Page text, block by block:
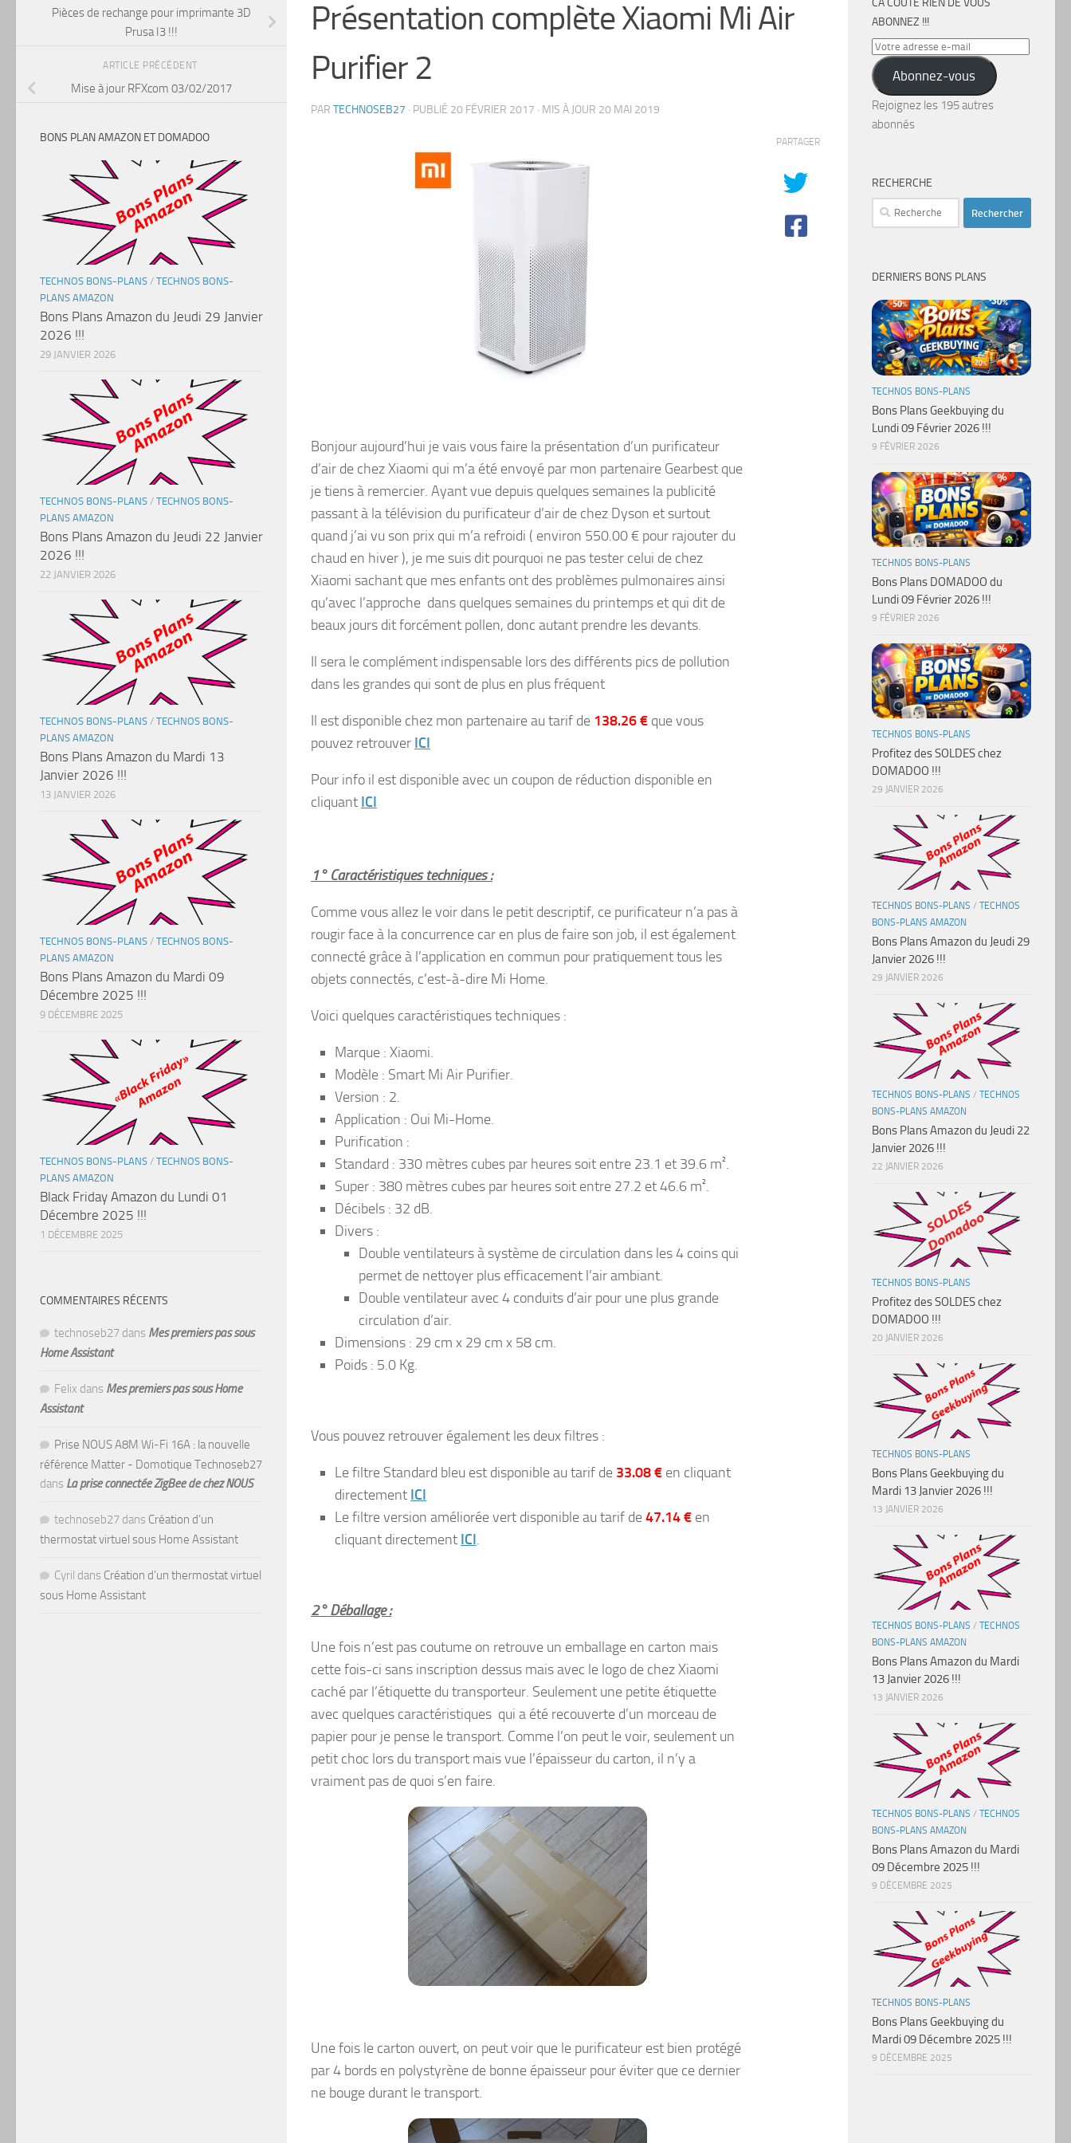
Présentation complète Xiaomi Mi Air
Purifier 2
PAR TECHNOSEB27 · PUBLIÉ 20 FÉVRIER 2017 · MIS À JOUR 20 MAI 2019
Bonjour aujourd’hui je vais vous faire la présentation d’un purificateur
d’air de chez Xiaomi qui m’a été envoyé par mon partenaire Gearbest que
je tiens à remercier. Ayant vue depuis quelques semaines la publicité
passant à la télévision du purificateur d’air de chez Dyson et surtout
quand j’ai vu son prix qui m’a refroidi ( environ 550.00 € pour rajouter du
chaud en hiver ), je me suis dit pourquoi ne pas tester celui de chez
Xiaomi sachant que mes enfants ont des problèmes pulmonaires ainsi
qu’avec l’approche dans quelques semaines du printemps et qui dit de
beaux jours dit forcément pollen, donc autant prendre les devants.
Il sera le complément indispensable lors des différents pics de pollution
dans les grandes qui sont de plus en plus fréquent
Il est disponible chez mon partenaire au tarif de 138.26 € que vous
pouvez retrouver ICI
Pour info il est disponible avec un coupon de réduction disponible en
cliquant ICI
1° Caractéristiques techniques :
Comme vous allez le voir dans le petit descriptif, ce purificateur n’a pas à
rougir face à la concurrence car en plus de faire son job, il est également
connecté grâce à l’application en commun pour pratiquement tous les
objets connectés, c’est-à-dire Mi Home.
Voici quelques caractéristiques techniques :
Marque : Xiaomi.
Modèle : Smart Mi Air Purifier.
Version : 2.
Application : Oui Mi-Home.
Purification :
Standard : 330 mètres cubes par heures soit entre 23.1 et 39.6 m².
Super : 380 mètres cubes par heures soit entre 27.2 et 46.6 m².
Décibels : 32 dB.
Divers :
Double ventilateurs à système de circulation dans les 4 coins qui
permet de nettoyer plus efficacement l’air ambiant.
Double ventilateur avec 4 conduits d’air pour une plus grande
circulation d’air.
Dimensions : 29 cm x 29 cm x 58 cm.
Poids : 5.0 Kg.
Vous pouvez retrouver également les deux filtres :
Le filtre Standard bleu est disponible au tarif de 33.08 € en cliquant
directement ICI
Le filtre version améliorée vert disponible au tarif de47.14 € en
cliquant directement ICI.
2° Déballage :
Une fois n’est pas coutume on retrouve un emballage en carton mais
cette fois-ci sans inscription dessus mais avec le logo de chez Xiaomi
caché par l’étiquette du transporteur. Seulement une petite étiquette
avec quelques caractéristiques qui a été recouverte d’un morceau de
papier pour je pense le transport. Comme l’on peut le voir, seulement un
petit choc lors du transport mais vue l’épaisseur du carton, il n’y a
vraiment pas de quoi s’en faire.
Une fois le carton ouvert, on peut voir que le purificateur est bien protégé
par 4 bords en polystyrène de bonne épaisseur pour éviter que ce dernier
ne bouge durant le transport.
PARTAGER
Pièces de rechange pour imprimante 3D
Prusa I3 !!!
ARTICLE PRÉCÉDENT
Mise à jour RFXcom 03/02/2017
BONS PLAN AMAZON ET DOMADOO
TECHNOS BONS-PLANS / TECHNOS BONS-
PLANS AMAZON
Bons Plans Amazon du Jeudi 29 Janvier
2026 !!!
29 JANVIER 2026
TECHNOS BONS-PLANS / TECHNOS BONS-
PLANS AMAZON
Bons Plans Amazon du Jeudi 22 Janvier
2026 !!!
22 JANVIER 2026
TECHNOS BONS-PLANS / TECHNOS BONS-
PLANS AMAZON
Bons Plans Amazon du Mardi 13
Janvier 2026 !!!
13 JANVIER 2026
TECHNOS BONS-PLANS / TECHNOS BONS-
PLANS AMAZON
Bons Plans Amazon du Mardi 09
Décembre 2025 !!!
9 DÉCEMBRE 2025
TECHNOS BONS-PLANS / TECHNOS BONS-
PLANS AMAZON
Black Friday Amazon du Lundi 01
Décembre 2025 !!!
1 DÉCEMBRE 2025
COMMENTAIRES RÉCENTS
technoseb27 dans Mes premiers pas sous
Home Assistant
Felix dans Mes premiers pas sous Home
Assistant
Prise NOUS A8M Wi-Fi 16A : la nouvelle
référence Matter - Domotique Technoseb27
dans La prise connectée ZigBee de chez NOUS
technoseb27 dans Création d’un
thermostat virtuel sous Home Assistant
Cyril dans Création d’un thermostat virtuel
sous Home Assistant
CA COÛTE RIEN DE VOUS
ABONNEZ !!!
Votre
adresse
e-
mail
Abonnez-vous
Rejoignez les 195 autres
abonnés
RECHERCHE
Rechercher :
DERNIERS BONS PLANS
TECHNOS BONS-PLANS
Bons Plans Geekbuying du
Lundi 09 Février 2026 !!!
9 FÉVRIER 2026
TECHNOS BONS-PLANS
Bons Plans DOMADOO du
Lundi 09 Février 2026 !!!
9 FÉVRIER 2026
TECHNOS BONS-PLANS
Profitez des SOLDES chez
DOMADOO !!!
29 JANVIER 2026
TECHNOS BONS-PLANS / TECHNOS
BONS-PLANS AMAZON
Bons Plans Amazon du Jeudi 29
Janvier 2026 !!!
29 JANVIER 2026
TECHNOS BONS-PLANS / TECHNOS
BONS-PLANS AMAZON
Bons Plans Amazon du Jeudi 22
Janvier 2026 !!!
22 JANVIER 2026
TECHNOS BONS-PLANS
Profitez des SOLDES chez
DOMADOO !!!
20 JANVIER 2026
TECHNOS BONS-PLANS
Bons Plans Geekbuying du
Mardi 13 Janvier 2026 !!!
13 JANVIER 2026
TECHNOS BONS-PLANS / TECHNOS
BONS-PLANS AMAZON
Bons Plans Amazon du Mardi
13 Janvier 2026 !!!
13 JANVIER 2026
TECHNOS BONS-PLANS / TECHNOS
BONS-PLANS AMAZON
Bons Plans Amazon du Mardi
09 Décembre 2025 !!!
9 DÉCEMBRE 2025
TECHNOS BONS-PLANS
Bons Plans Geekbuying du
Mardi 09 Décembre 2025 !!!
9 DÉCEMBRE 2025